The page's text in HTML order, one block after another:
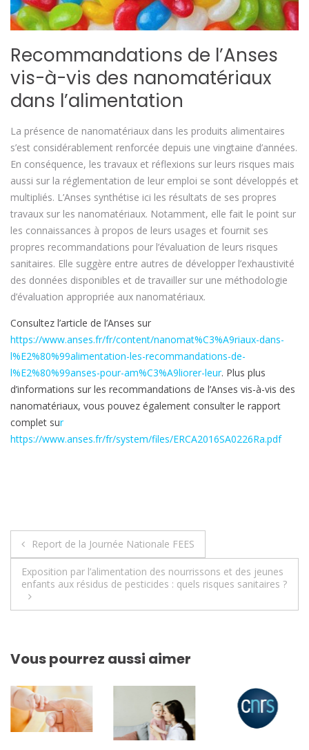
Recommandations de l’Anses
vis-à-vis des nanomatériaux
dans l’alimentation
La présence de nanomatériaux dans les produits alimentaires
s’est considérablement renforcée depuis une vingtaine d’années.
En conséquence, les travaux et réflexions sur leurs risques mais
aussi sur la réglementation de leur emploi se sont développés et
multipliés. L’Anses synthétise ici les résultats de ses propres
travaux sur les nanomatériaux. Notamment, elle fait le point sur
les connaissances à propos de leurs usages et fournit ses
propres recommandations pour l’évaluation de leurs risques
sanitaires. Elle suggère entre autres de développer l’exhaustivité
des données disponibles et de travailler sur une méthodologie
d’évaluation appropriée aux nanomatériaux.
Consultez l’article de l’Anses sur
https://www.anses.fr/fr/content/nanomat%C3%A9riaux-dans-
l%E2%80%99alimentation-les-recommandations-de-
l%E2%80%99anses-pour-am%C3%A9liorer-leur. Plus plus
d’informations sur les recommandations de l’Anses vis-à-vis des
nanomatériaux, vous pouvez également consulter le rapport
complet sur
https://www.anses.fr/fr/system/files/ERCA2016SA0226Ra.pdf
Navigation
de
l’article
Report de la Journée Nationale FEES
Exposition par l’alimentation des nourrissons et des jeunes
enfants aux résidus de pesticides : quels risques sanitaires ?
Vous pourrez aussi aimer